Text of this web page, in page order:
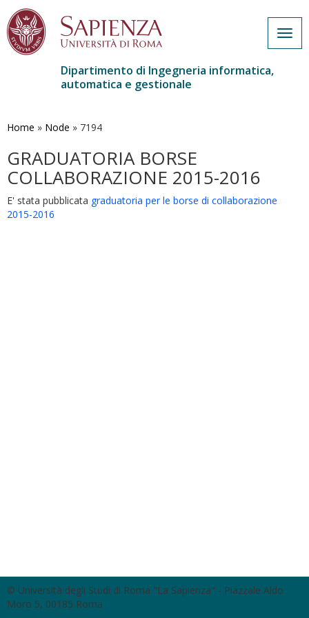
contenuto
Dipartimento di Ingegneria informatica,
automatica e gestionale
Home » Node » 7194
GRADUATORIA BORSE
COLLABORAZIONE 2015-2016
E' stata pubblicata graduatoria per le borse di collaborazione
2015-2016
© Università degli Studi di Roma "La Sapienza" - Piazzale Aldo
Moro 5, 00185 Roma